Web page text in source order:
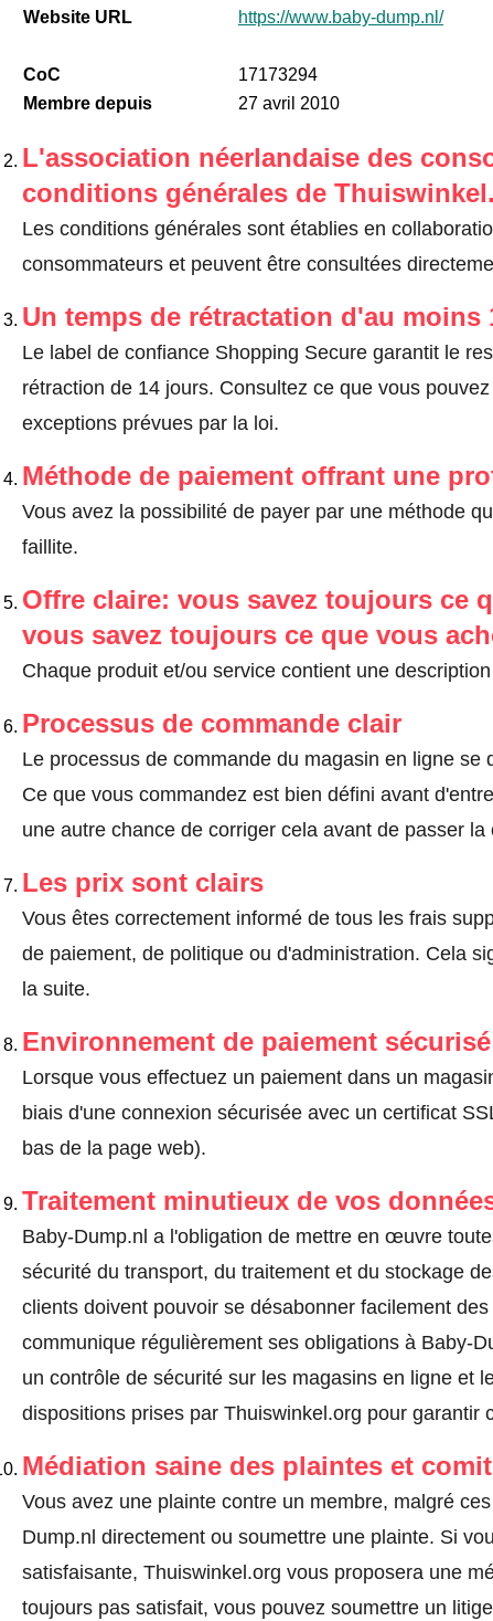
Website URL
https://www.baby-dump.nl/
CoC
17173294
Membre depuis
27 avril 2010
L'association néerlandaise des
conditions générales de
Les conditions générales sont établies en
consommateurs et peuvent être consultées
Un temps de rétractation d'au moins
Le label de confiance Shopping Secure garantit le
rétraction de 14 jours. Consultez ce que vous
exceptions prévues par la loi.
Méthode de paiement offrant une
Vous avez la possibilité de payer par une méthode
faillite.
Offre claire: vous savez toujours ce
vous savez toujours ce que vous
Chaque produit et/ou service contient une
Processus de commande clair
Le processus de commande du magasin en ligne
Ce que vous commandez est bien défini avant
une autre chance de corriger cela avant de passer la
Les prix sont clairs
Vous êtes correctement informé de tous les frais
de paiement, de politique ou d'administration. Cela
la suite.
Environnement de paiement sécurisé
Lorsque vous effectuez un paiement dans un
biais d'une connexion sécurisée avec un certificat
bas de la page web).
Traitement minutieux de vos
Baby-Dump.nl a l'obligation de mettre en œuvre
sécurité du transport, du traitement et du stockage
clients doivent pouvoir se désabonner facilement
communique régulièrement ses obligations à Baby-
un contrôle de sécurité sur les magasins en ligne et
dispositions prises par Thuiswinkel.org pour garantir
Médiation saine des plaintes et
Vous avez une plainte contre un membre, malgré
Dump.nl directement ou soumettre une plainte. Si
satisfaisante, Thuiswinkel.org vous proposera une
toujours pas satisfait, vous pouvez soumettre un